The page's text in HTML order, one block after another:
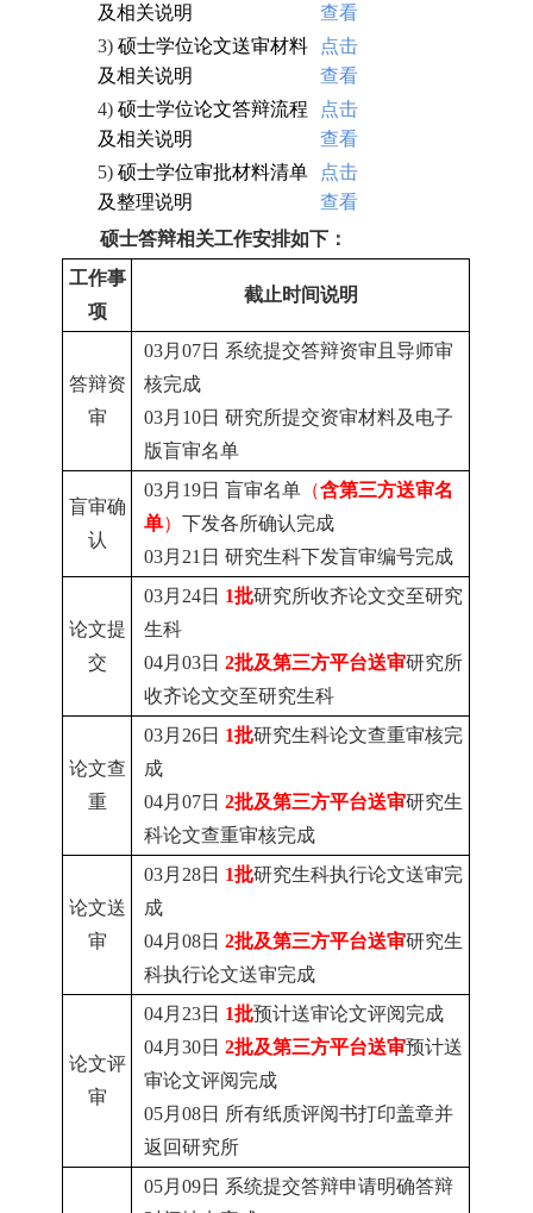
及相关说明
查看
3)硕士学位论文送审材料
及相关说明
点击
查看
4)硕士学位论文答辩流程
及相关说明
点击
查看
5)硕士学位审批材料清单
及整理说明
点击
查看
硕士答辩相关工作安排如下：
工作事
项
截止时间说明
答辩资
审
03月07日 系统提交答辩资审且导师审
核完成
03月10日 研究所提交资审材料及电子
版盲审名单
盲审确
认
03月19日 盲审名单 （含第三方送审名
单）下发各所确认完成
03月21日 研究生科下发盲审编号完成
论文提
交
03月24日 1批研究所收齐论文交至研究
生科
04月03日 2批及第三方平台送审研究所
收齐论文交至研究生科
论文查
重
03月26日 1批研究生科论文查重审核完
成
04月07日 2批及第三方平台送审研究生
科论文查重审核完成
论文送
审
03月28日 1批研究生科执行论文送审完
成
04月08日 2批及第三方平台送审研究生
科执行论文送审完成
论文评
审
04月23日 1批预计送审论文评阅完成
04月30日 2批及第三方平台送审预计送
审论文评阅完成
05月08日 所有纸质评阅书打印盖章并
返回研究所
05月09日 系统提交答辩申请明确答辩